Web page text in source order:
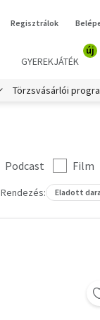
Regisztrálok
GYEREKJÁTÉK
új
Törzsvásárlói
Podcast Film
Rendezés: Eladott